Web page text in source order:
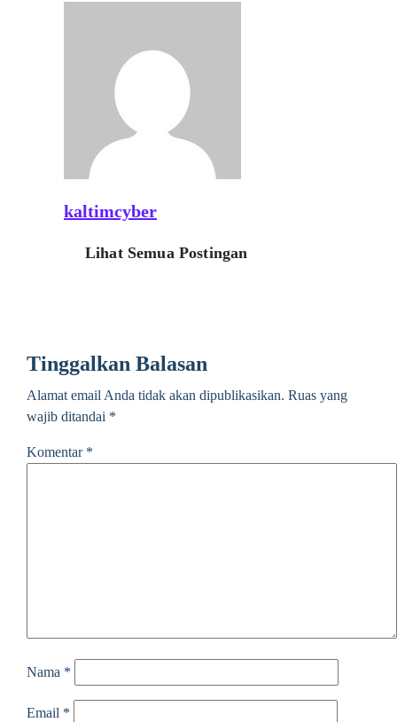
kaltimcyber
Lihat Semua Postingan
Tinggalkan Balasan
Alamat email Anda tidak akan dipublikasikan. Ruas yang
wajib ditandai *
Komentar *
Nama *
Email *